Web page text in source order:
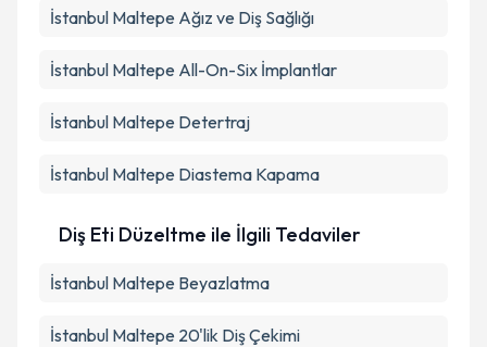
İstanbul Maltepe Ağız ve Diş Sağlığı
İstanbul Maltepe All-On-Six İmplantlar
İstanbul Maltepe Detertraj
İstanbul Maltepe Diastema Kapama
Diş Eti Düzeltme ile İlgili Tedaviler
İstanbul Maltepe Beyazlatma
İstanbul Maltepe 20'lik Diş Çekimi